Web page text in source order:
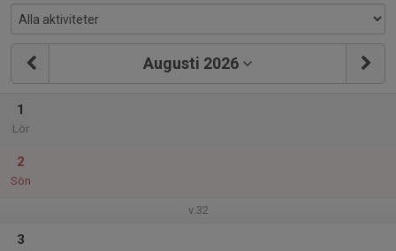
Augusti 2026
1
Lör
2
Sön
v.32
3